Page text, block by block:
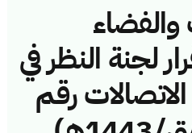
والفضاء
لجنة النظر في
رقم